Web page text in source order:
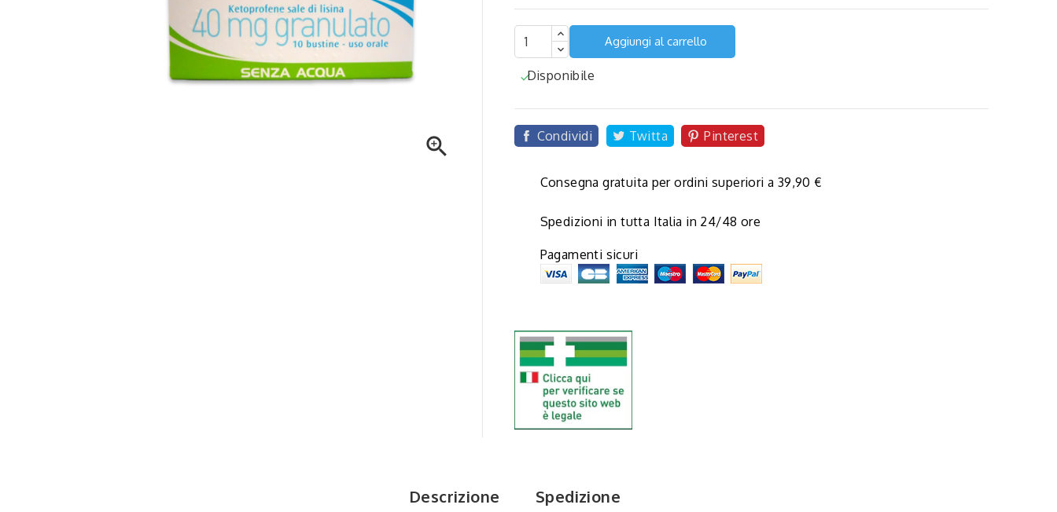

Aggiungi al carrello
Disponibile
Condividi Twitta Pinterest
Consegna gratuita per ordini superiori a 39,90 €
Spedizioni in tutta Italia in 24/48 ore
Pagamenti sicuri
Descrizione Spedizione